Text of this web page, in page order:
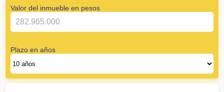
Valor del inmueble en pesos
Plazo en años